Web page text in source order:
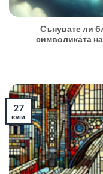
Сънувате ли
символиката
27
юли